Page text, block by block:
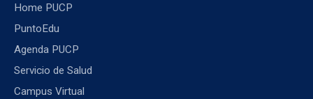
Home PUCP
PuntoEdu
Agenda PUCP
Servicio de Salud
Campus Virtual